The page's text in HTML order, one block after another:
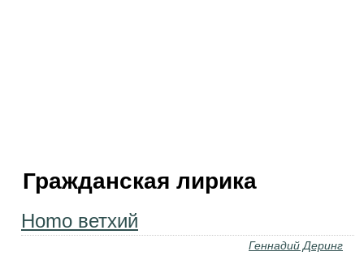
Гражданская лирика
Homo ветхий
Геннадий Деринг